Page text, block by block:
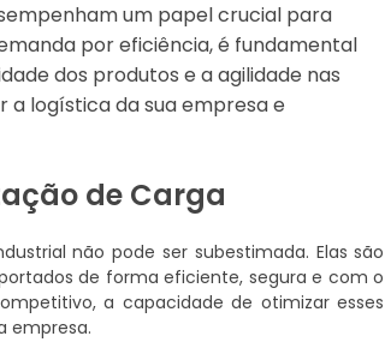
um papel crucial para
por eficiência, é fundamental
dos produtos e a agilidade nas
a logística da sua empresa e
de Carga
não pode ser subestimada. Elas são
de forma eficiente, segura e com o
a capacidade de otimizar esses
empresa.